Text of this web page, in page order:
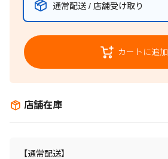
通常配送 / 店舗受け取り
カートに追加
店舗在庫
【通常配送】